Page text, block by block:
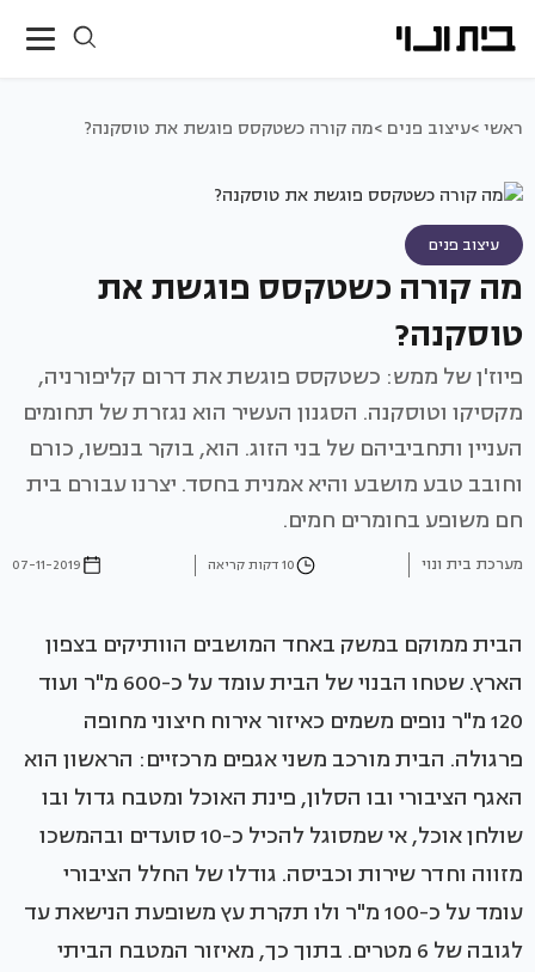
ראשי >עיצוב פנים >מה קורה כשטקסס פוגשת את טוסקנה?
עיצוב פנים
מה קורה כשטקסס פוגשת את
טוסקנה?
פיוז'ן של ממש: כשטקסס פוגשת את דרום קליפורניה,
מקסיקו וטוסקנה. הסגנון העשיר הוא נגזרת של תחומים
העניין ותחביביהם של בני הזוג. הוא, בוקר בנפשו, כורם
וחובב טבע מושבע והיא אמנית בחסד. יצרנו עבורם בית
חם משופע בחומרים חמים.
מערכת בית ונוי 10 דקות קריאה 07-11-2019
הבית ממוקם במשק באחד המושבים הוותיקים בצפון
הארץ. שטחו הבנוי של הבית עומד על כ-600 מ"ר ועוד
120 מ"ר נופים משמים כאיזור אירוח חיצוני מחופה
פרגולה. הבית מורכב משני אגפים מרכזיים: הראשון הוא
האגף הציבורי ובו הסלון, פינת האוכל ומטבח גדול ובו
שולחן אוכל, אי שמסוגל להכיל כ-10 סועדים ובהמשכו
מזווה וחדר שירות וכביסה. גודלו של החלל הציבורי
עומד על כ-100 מ"ר ולו תקרת עץ משופעת הנישאת עד
לגובה של 6 מטרים. בתוך כך, מאיזור המטבח הביתי